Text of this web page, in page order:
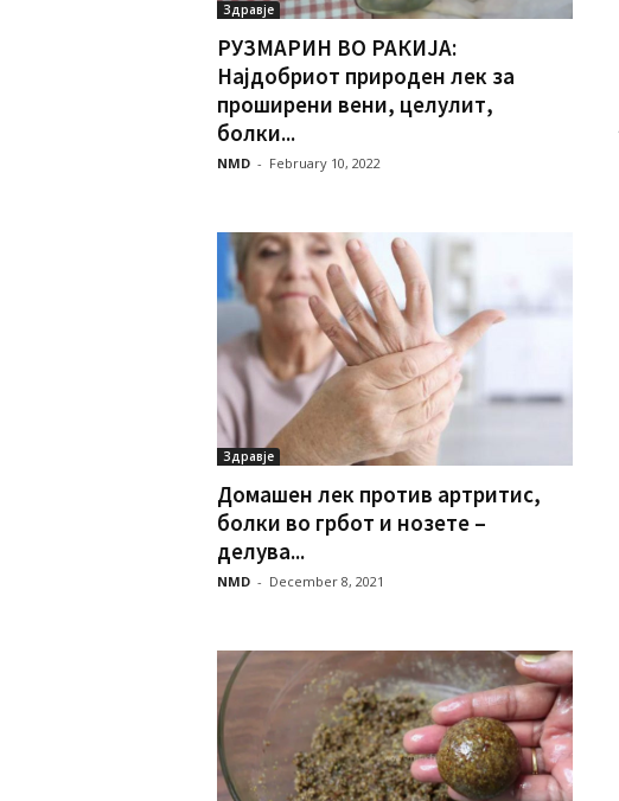
Здравје
РУЗМАРИН ВО РАКИЈА:
Најдобриот природен лек за
проширени вени, целулит,
болки...
NMD - February 10, 2022
Здравје
Домашен лек против артритис,
болки во грбот и нозете –
делува...
NMD - December 8, 2021